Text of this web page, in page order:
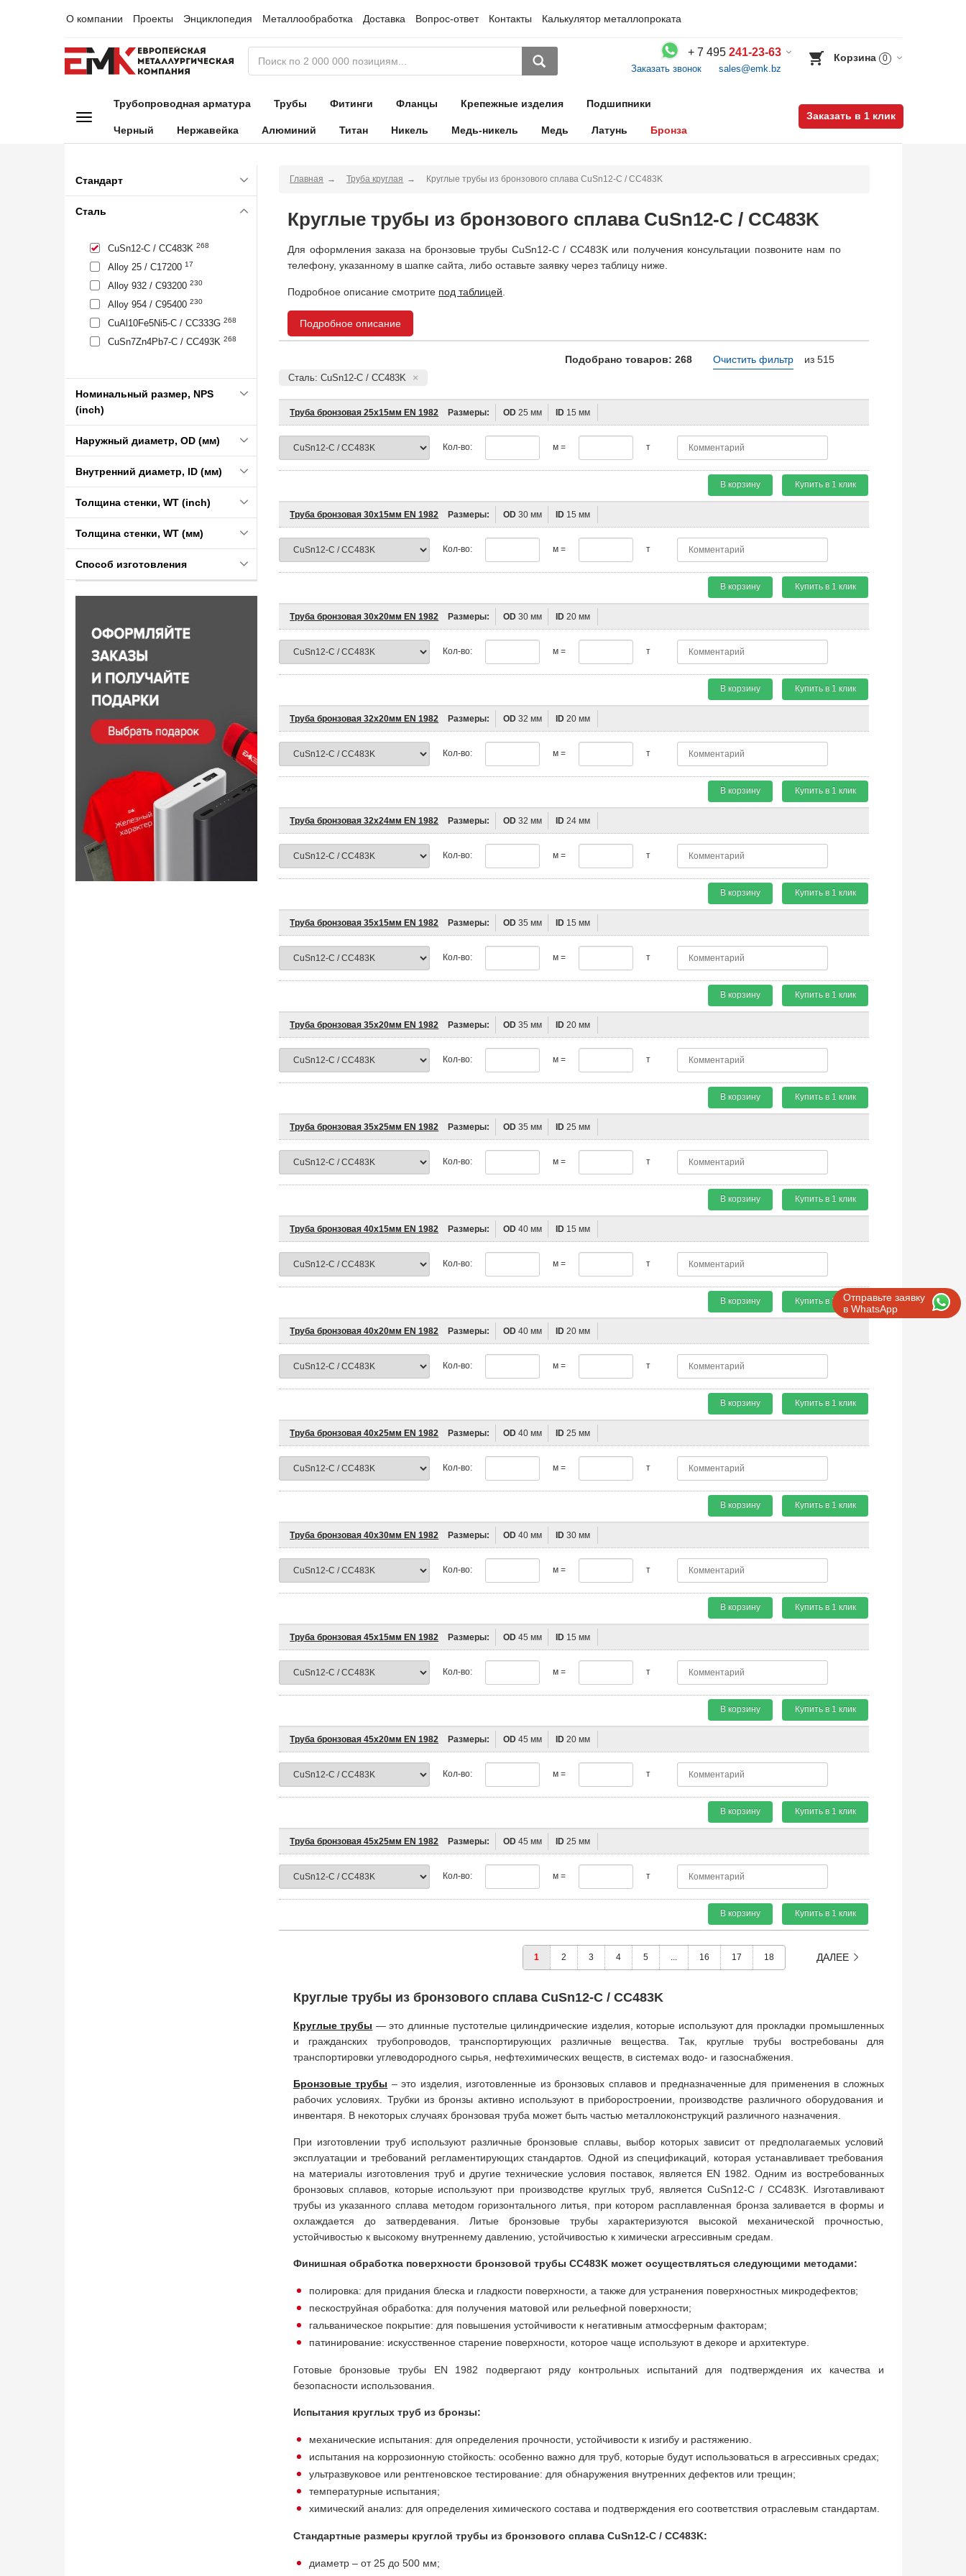
О компании Проекты Энциклопедия Металлообработка Доставка Вопрос-ответ Контакты Калькулятор металлопроката
+ 7 495 241-23-63
Заказать звонок sales@emk.bz
Корзина 0
Трубопроводная арматура Трубы Фитинги Фланцы Крепежные изделия Подшипники
Черный Нержавейка Алюминий Титан Никель Медь-никель Медь Латунь Бронза
Заказать в 1 клик
Отправьте заявку
в WhatsApp
Стандарт
Сталь
CuSn12-C / CC483K 268
Alloy 25 / C17200 17
Alloy 932 / C93200 230
Alloy 954 / C95400 230
CuAl10Fe5Ni5-C / CC333G 268
CuSn7Zn4Pb7-C / CC493K 268
Номинальный размер, NPS
(inch)
Наружный диаметр, OD (мм)
Внутренний диаметр, ID (мм)
Толщина стенки, WT (inch)
Толщина стенки, WT (мм)
Способ изготовления
Главная Труба круглая Круглые трубы из бронзового сплава CuSn12-C / CC483K
Круглые трубы из бронзового сплава CuSn12-C / CC483K
Для оформления заказа на бронзовые трубы CuSn12-C / CC483K или получения консультации позвоните нам по
телефону, указанному в шапке сайта, либо оставьте заявку через таблицу ниже.
Подробное описание смотрите под таблицей
Подробное описание
Подобрано товаров: 268 из 515
Очистить фильтр
Сталь: CuSn12-C / CC483K
Труба бронзовая 25х15мм EN 1982 Размеры: OD 25 мм ID 15 мм
Кол-во: м = т
В корзину Купить в 1 клик
Труба бронзовая 30х15мм EN 1982 Размеры: OD 30 мм ID 15 мм
Кол-во: м = т
В корзину Купить в 1 клик
Труба бронзовая 30х20мм EN 1982 Размеры: OD 30 мм ID 20 мм
Кол-во: м = т
В корзину Купить в 1 клик
Труба бронзовая 32х20мм EN 1982 Размеры: OD 32 мм ID 20 мм
Кол-во: м = т
В корзину Купить в 1 клик
Труба бронзовая 32х24мм EN 1982 Размеры: OD 32 мм ID 24 мм
Кол-во: м = т
В корзину Купить в 1 клик
Труба бронзовая 35х15мм EN 1982 Размеры: OD 35 мм ID 15 мм
Кол-во: м = т
В корзину Купить в 1 клик
Труба бронзовая 35х20мм EN 1982 Размеры: OD 35 мм ID 20 мм
Кол-во: м = т
В корзину Купить в 1 клик
Труба бронзовая 35х25мм EN 1982 Размеры: OD 35 мм ID 25 мм
Кол-во: м = т
В корзину Купить в 1 клик
Труба бронзовая 40х15мм EN 1982 Размеры: OD 40 мм ID 15 мм
Кол-во: м = т
В корзину Купить в 1 клик
Труба бронзовая 40х20мм EN 1982 Размеры: OD 40 мм ID 20 мм
Кол-во: м = т
В корзину Купить в 1 клик
Труба бронзовая 40х25мм EN 1982 Размеры: OD 40 мм ID 25 мм
Кол-во: м = т
В корзину Купить в 1 клик
Труба бронзовая 40х30мм EN 1982 Размеры: OD 40 мм ID 30 мм
Кол-во: м = т
В корзину Купить в 1 клик
Труба бронзовая 45х15мм EN 1982 Размеры: OD 45 мм ID 15 мм
Кол-во: м = т
В корзину Купить в 1 клик
Труба бронзовая 45х20мм EN 1982 Размеры: OD 45 мм ID 20 мм
Кол-во: м = т
В корзину Купить в 1 клик
Труба бронзовая 45х25мм EN 1982 Размеры: OD 45 мм ID 25 мм
Кол-во: м = т
В корзину Купить в 1 клик
1 2 3 4 5 ... 16 17 18 ДАЛЕЕ
Круглые трубы из бронзового сплава CuSn12-C / CC483K
Круглые трубы — это длинные пустотелые цилиндрические изделия, которые используют для прокладки промышленных
и гражданских трубопроводов, транспортирующих различные вещества. Так, круглые трубы востребованы для
транспортировки углеводородного сырья, нефтехимических веществ, в системах водо- и газоснабжения.
Бронзовые трубы – это изделия, изготовленные из бронзовых сплавов и предназначенные для применения в сложных
рабочих условиях. Трубки из бронзы активно используют в приборостроении, производстве различного оборудования и
инвентаря. В некоторых случаях бронзовая труба может быть частью металлоконструкций различного назначения.
При изготовлении труб используют различные бронзовые сплавы, выбор которых зависит от предполагаемых условий
эксплуатации и требований регламентирующих стандартов. Одной из спецификаций, которая устанавливает требования
на материалы изготовления труб и другие технические условия поставок, является EN 1982. Одним из востребованных
бронзовых сплавов, которые используют при производстве круглых труб, является CuSn12-C / CC483K. Изготавливают
трубы из указанного сплава методом горизонтального литья, при котором расплавленная бронза заливается в формы и
охлаждается до затвердевания. Литые бронзовые трубы характеризуются высокой механической прочностью,
устойчивостью к высокому внутреннему давлению, устойчивостью к химически агрессивным средам.
Финишная обработка поверхности бронзовой трубы CC483K может осуществляться следующими методами:
полировка: для придания блеска и гладкости поверхности, а также для устранения поверхностных микродефектов;
пескоструйная обработка: для получения матовой или рельефной поверхности;
гальваническое покрытие: для повышения устойчивости к негативным атмосферным факторам;
патинирование: искусственное старение поверхности, которое чаще используют в декоре и архитектуре.
Готовые бронзовые трубы EN 1982 подвергают ряду контрольных испытаний для подтверждения их качества и
безопасности использования.
Испытания круглых труб из бронзы:
механические испытания: для определения прочности, устойчивости к изгибу и растяжению.
испытания на коррозионную стойкость: особенно важно для труб, которые будут использоваться в агрессивных средах;
ультразвуковое или рентгеновское тестирование: для обнаружения внутренних дефектов или трещин;
температурные испытания;
химический анализ: для определения химического состава и подтверждения его соответствия отраслевым стандартам.
Стандартные размеры круглой трубы из бронзового сплава CuSn12-C / CC483K:
диаметр – от 25 до 500 мм;